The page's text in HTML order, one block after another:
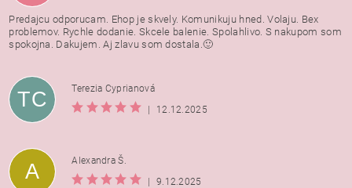
Predajcu odporucam. Ehop je skvely. Komunikuju hned. Volaju. Bex
problemov. Rychle dodanie. Skcele balenie. Spolahlivo. S nakupom som
spokojna. Dakujem. Aj zlavu som dostala.🙂
TC
Terezia Cyprianová
|
12.12.2025
A
Alexandra Š.
|
9.12.2025